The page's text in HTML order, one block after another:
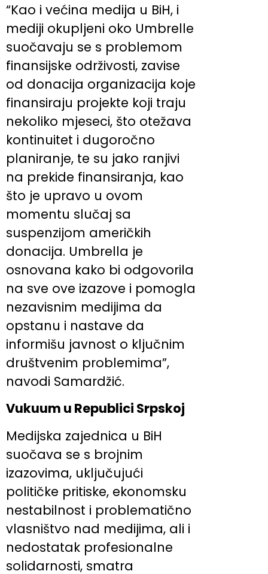
“Kao i većina medija u BiH, i
mediji okupljeni oko Umbrelle
suočavaju se s problemom
finansijske održivosti, zavise
od donacija organizacija koje
finansiraju projekte koji traju
nekoliko mjeseci, što otežava
kontinuitet i dugoročno
planiranje, te su jako ranjivi
na prekide finansiranja, kao
što je upravo u ovom
momentu slučaj sa
suspenzijom američkih
donacija. Umbrella je
osnovana kako bi odgovorila
na sve ove izazove i pomogla
nezavisnim medijima da
opstanu i nastave da
informišu javnost o ključnim
društvenim problemima”,
navodi Samardžić.
Vukuum u Republici Srpskoj
Medijska zajednica u BiH
suočava se s brojnim
izazovima, uključujući
političke pritiske, ekonomsku
nestabilnost i problematično
vlasništvo nad medijima, ali i
nedostatak profesionalne
solidarnosti, smatra